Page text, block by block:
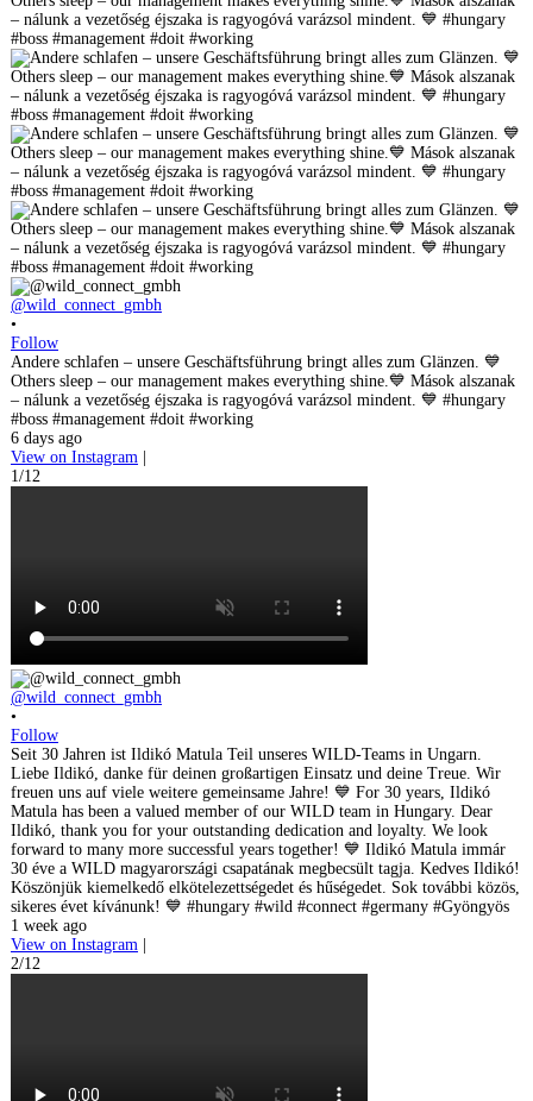
@wild_connect_gmbh
•
Follow
Andere schlafen – unsere Geschäftsführung bringt alles zum Glänzen. 💙
Others sleep – our management makes everything shine.💙 Mások alszanak
– nálunk a vezetőség éjszaka is ragyogóvá varázsol mindent. 💙 #hungary
#boss #management #doit #working
6 days ago
View on Instagram |
1/12
@wild_connect_gmbh
•
Follow
Seit 30 Jahren ist Ildikó Matula Teil unseres WILD-Teams in Ungarn.
Liebe Ildikó, danke für deinen großartigen Einsatz und deine Treue. Wir
freuen uns auf viele weitere gemeinsame Jahre! 💙 For 30 years, Ildikó
Matula has been a valued member of our WILD team in Hungary. Dear
Ildikó, thank you for your outstanding dedication and loyalty. We look
forward to many more successful years together! 💙 Ildikó Matula immár
30 éve a WILD magyarországi csapatának megbecsült tagja. Kedves Ildikó!
Köszönjük kiemelkedő elkötelezettségedet és hűségedet. Sok további közös,
sikeres évet kívánunk! 💙 #hungary #wild #connect #germany #Gyöngyös
1 week ago
View on Instagram |
2/12